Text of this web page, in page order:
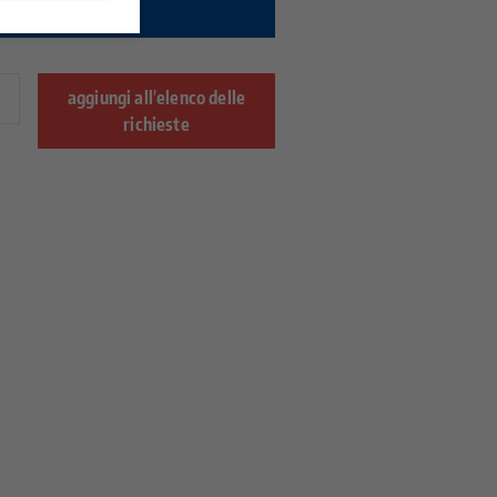
aggiungi all'elenco delle
richieste